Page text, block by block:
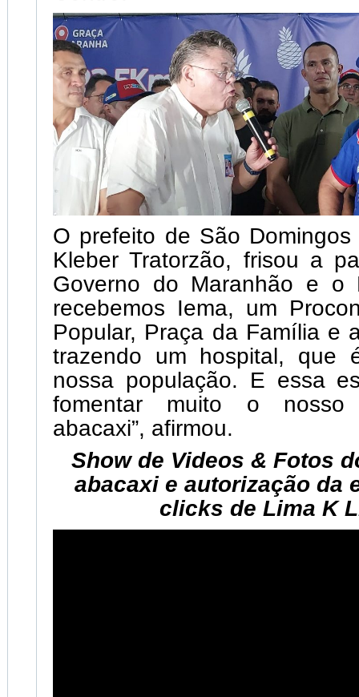
O prefeito de São
Kleber Tratorzão, frisou a
Governo do Maranhão e o
recebemos Iema, um
Popular, Praça da Família e
trazendo um hospital, que
nossa população. E essa
fomentar muito o nosso
abacaxi”, afirmou.
Show de Videos & Fotos
abacaxi e autorização da
clicks de Lima K